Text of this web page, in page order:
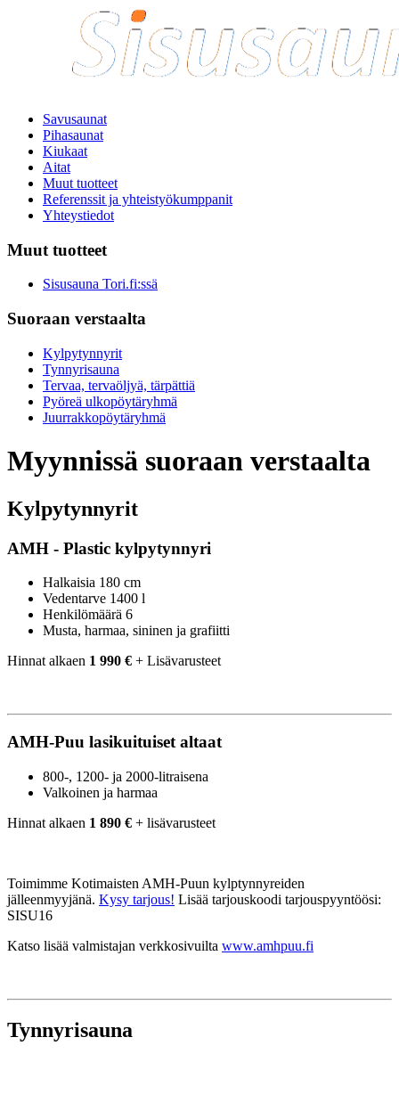
Savusaunat
Pihasaunat
Kiukaat
Aitat
Muut tuotteet
Referenssit ja yhteistyökumppanit
Yhteystiedot
Muut tuotteet
Sisusauna Tori.fi:ssä
Suoraan verstaalta
Kylpytynnyrit
Tynnyrisauna
Tervaa, tervaöljyä, tärpättiä
Pyöreä ulkopöytäryhmä
Juurrakkopöytäryhmä
Myynnissä suoraan verstaalta
Kylpytynnyrit
AMH - Plastic kylpytynnyri
Halkaisia 180 cm
Vedentarve 1400 l
Henkilömäärä 6
Musta, harmaa, sininen ja grafiitti
Hinnat alkaen 1 990 € + Lisävarusteet
AMH-Puu lasikuituiset altaat
800-, 1200- ja 2000-litraisena
Valkoinen ja harmaa
Hinnat alkaen 1 890 € + lisävarusteet
Toimimme Kotimaisten AMH-Puun kylptynnyreiden
jälleenmyyjänä. Kysy tarjous! Lisää tarjouskoodi tarjouspyyntöösi:
SISU16
Katso lisää valmistajan verkkosivuilta www.amhpuu.fi
Tynnyrisauna